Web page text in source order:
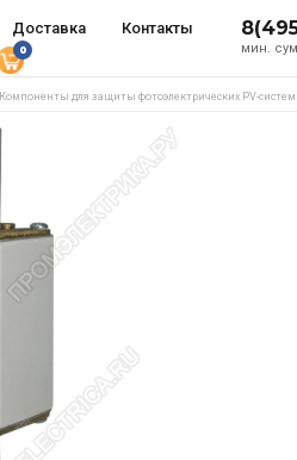
Доставка Контакты
мин.
0
Компоненты для защиты фотоэлектрических PV-систем